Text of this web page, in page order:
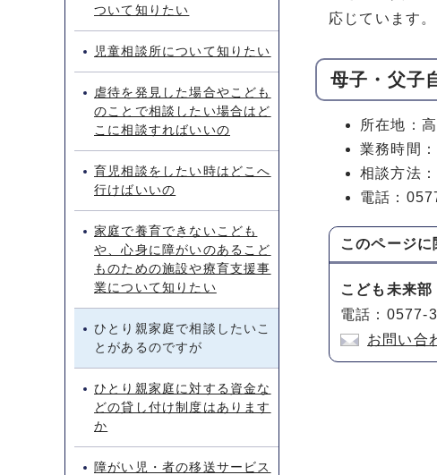
応じています
母子・父子
所在地：
業務時間
相談方法
電話：
このページに
こども未来
電話：
お問い合
ついて知りたい
児童相談所について知りたい
虐待を発見した場合やこども
のことで相談したい場合はど
こに相談すればいいの
育児相談をしたい時はどこへ
行けばいいの
家庭で養育できないこども
や、心身に障がいのあるこど
ものための施設や療育支援事
業について知りたい
ひとり親家庭で相談したいこ
とがあるのですが
ひとり親家庭に対する資金な
どの貸し付け制度はあります
か
障がい児・者の移送サービス